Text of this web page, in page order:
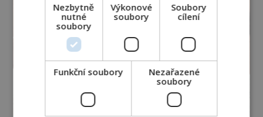
Nezbytně
nutné
soubory
Výkonové
soubory
Soubory
cílení
Funkční soubory
Nezařazené
soubory